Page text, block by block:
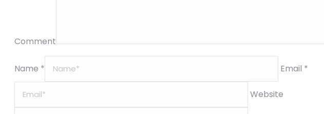
Comment
Name * Email *
Website